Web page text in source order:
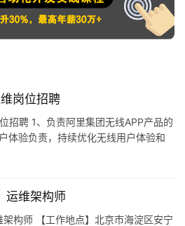
岗位招聘
招聘 1、负责阿里集团无线APP产品的
体验负责，持续优化无线用户体验和
确保系统的架构质量； 3、通过数据
统一的无线产品运维标准和…
运维架构师
架构师 【工作地点】北京市海淀区安宁